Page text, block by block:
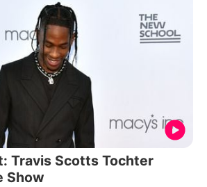
Travis Scotts Tochter
Show